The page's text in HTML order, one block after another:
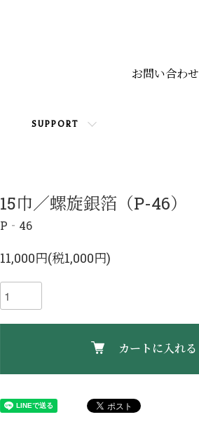
SUPPORT
お問い合わせ
15巾／螺旋銀箔（P-46）
P‐46
11,000円(税1,000円)
カートに入れる